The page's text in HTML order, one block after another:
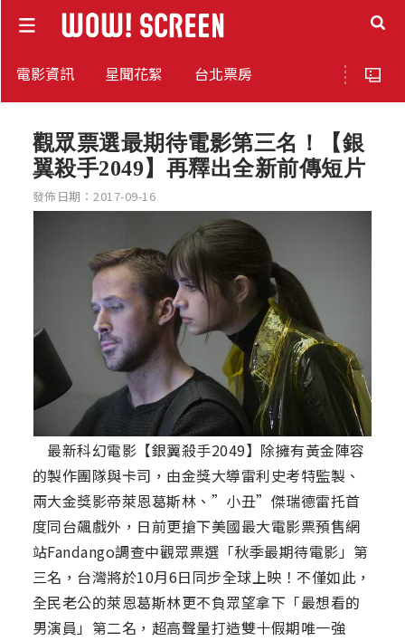
電影資訊 星聞花絮 台北票房
觀眾票選最期待電影第三名！【銀
翼殺手2049】再釋出全新前傳短片
發佈日期：2017-09-16
最新科幻電影【銀翼殺手2049】除擁有黃金陣容
的製作團隊與卡司，由金獎大導雷利史考特監製、
兩大金獎影帝萊恩葛斯林、”小丑”傑瑞德雷托首
度同台飆戲外，日前更搶下美國最大電影票預售網
站Fandango調查中觀眾票選「秋季最期待電影」第
三名，台灣將於10月6日同步全球上映！不僅如此，
全民老公的萊恩葛斯林更不負眾望拿下「最想看的
男演員」第二名，超高聲量打造雙十假期唯一強